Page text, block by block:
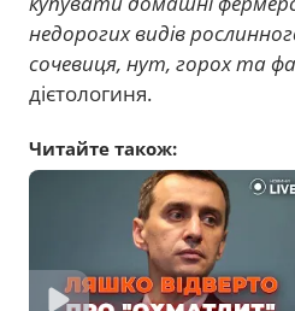
недорогих видів
сочевиця, нут, горох та
дієтологиня.
Читайте також: